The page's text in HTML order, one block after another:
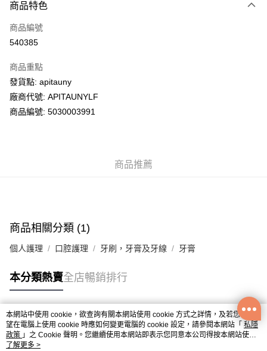
信用卡
AlipayHK
WeChat Pay
送貨方式
每筆HK$50.00，滿HK$200.00或以上免運費
UNY 門市自取
商品特色
商品編號
540385
商品重點
發貨點: apitauny
廠商代號: APITAUNYLF
商品編號: 5030003991
商品推薦
商品相關分類 (1)
個人護理 口腔護理 牙刷，牙膏及牙線 牙膏
本分類熱賣全店暢銷排行
熱門標籤
熱銷排行
本網站中使用 cookie，欲查詢有關本網站使用 cookie 方式之詳情，及若您不希
望在電腦上使用 cookie 時應如何變更電腦的 cookie 設定，請參閱本網站「 私隱
政策 」之 Cookie 聲明。您繼續使用本網站即表示您同意本公司得按本網站使用
條款之 Cookie 聲明使用 cookie。
了解更多 >